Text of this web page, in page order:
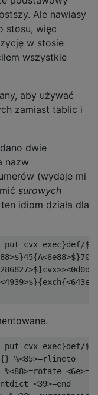
Ale nawiasy
stosu, więc
w stosie
wszystkie
aby używać
zamiast tablic i
dwie
nazw
(wydaje mi
surowych
idiom działa dla
put cvx exec}def/
put cvx exec}def/
%<85>=rlineto
<39>=end